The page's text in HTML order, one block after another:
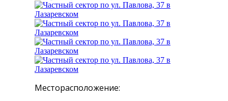
Месторасположение: